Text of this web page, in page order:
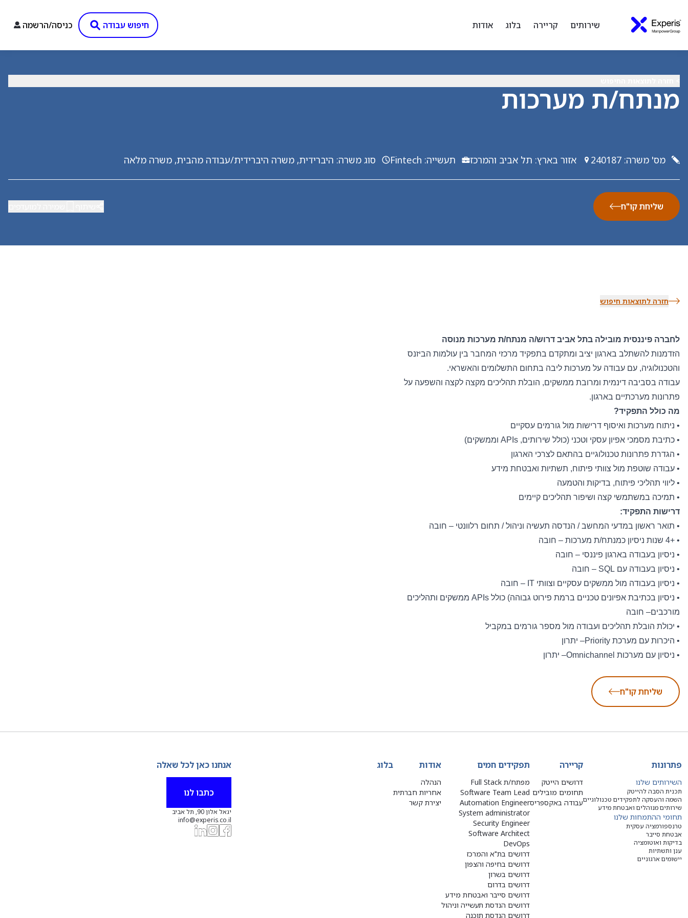
שירותים קריירה בלוג אודות חיפוש עבודה כניסה/הרשמה
מנתח/ת מערכות
מס' משרה:
240187 אזור בארץ: תל אביב והמרכז תעשייה:
Fintech סוג משרה: היברידית, משרה היברידית/עבודה מהבית, משרה מלאה
שליחת קו"ח
חזרה לתוצאות חיפוש
לחברה פיננסית מובילה בתל אביב דרוש/ה מנתח/ת מערכות מנוסה
הזדמנות להשתלב בארגון יציב ומתקדם בתפקיד מרכזי המחבר בין עולמות הביזנס
והטכנולוגיה, עם עבודה על מערכות ליבה בתחום התשלומים והאשראי.
עבודה בסביבה דינמית ומרובת ממשקים, הובלת תהליכים מקצה לקצה והשפעה על
פתרונות מערכתיים בארגון.
מה כולל התפקיד?
• ניתוח מערכות ואיסוף דרישות מול גורמים עסקיים
• כתיבת מסמכי אפיון עסקי וטכני (כולל שירותים, APIs וממשקים)
• הגדרת פתרונות טכנולוגיים בהתאם לצרכי הארגון
• עבודה שוטפת מול צוותי פיתוח, תשתיות ואבטחת מידע
• ליווי תהליכי פיתוח, בדיקות והטמעה
• תמיכה במשתמשי קצה ושיפור תהליכים קיימים
דרישות התפקיד:
• תואר ראשון במדעי המחשב / הנדסה תעשיה וניהול / תחום רלוונטי – חובה
• +4 שנות ניסיון כמנתח/ת מערכות – חובה
• ניסיון בעבודה בארגון פיננסי – חובה
• ניסיון בעבודה עם SQL – חובה
• ניסיון בעבודה מול ממשקים עסקיים וצוותי IT – חובה
• ניסיון בכתיבת אפיונים טכניים ברמת פירוט גבוהה( כולל APIs ממשקים ותהליכים
מורכבים– חובה
• יכולת הובלת תהליכים ועבודה מול מספר גורמים במקביל
• היכרות עם מערכת Priority– יתרון
• ניסיון עם מערכות Omnichannel– יתרון
שליחת קו"ח
פתרונות
השירותים שלנו
תכנית הסבה להייטק
השמה והעסקה לתפקידים טכנולוגיים
שירותים מנוהלים ואבטחת מידע
תחומי ההתמחות שלנו
טרנספורמציה עסקית
אבטחת סייבר
בדיקות ואוטומציה
ענן ותשתיות
יישומים ארגוניים
קריירה
דרושים הייטק
תחומים מובילים
עבודה באקספריס
תפקידים חמים
מפתח/ת Full Stack
Software Team Lead
Automation Engineer
System administrator
Security Engineer
Software Architect
DevOps
דרושים בת"א והמרכז
דרושים בחיפה והצפון
דרושים בשרון
דרושים בדרום
דרושים סייבר ואבטחת מידע
דרושים הנדסת תעשייה וניהול
דרושים הנדסת תוכנה
אודות
הנהלה
אחריות חברתית
יצירת קשר
בלוג אנחנו כאן לכל שאלה
כתבו לנו
יגאל אלון 90, תל אביב
info@experis.co.il